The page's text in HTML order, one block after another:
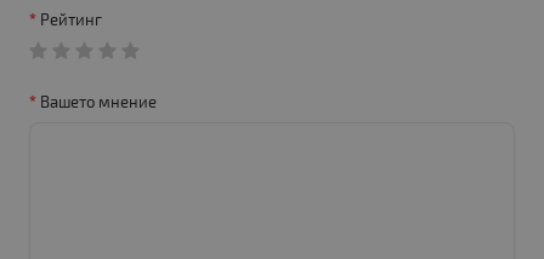
Рейтинг
Вашето мнение